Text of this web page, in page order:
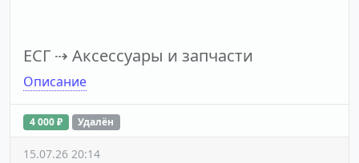
ЕСГ ⇢ Аксессуары и запчасти
Описание
4 000 ₽ Удалён
15.07.26 20:14